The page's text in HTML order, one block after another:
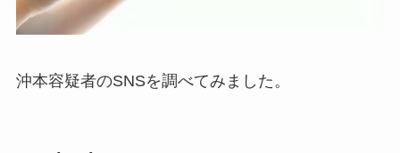
沖本容疑者のSNSを調べてみました。